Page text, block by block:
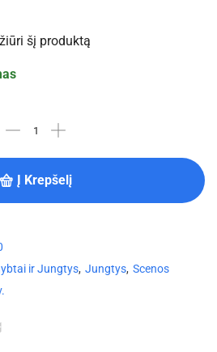
šį produktą
Į Krepšelį
ir Jungtys, Jungtys, Scenos